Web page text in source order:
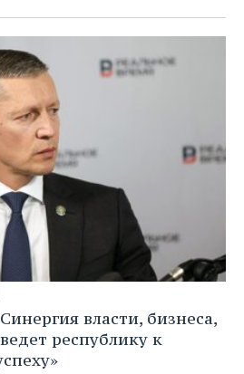
власти, бизнеса,
республику к